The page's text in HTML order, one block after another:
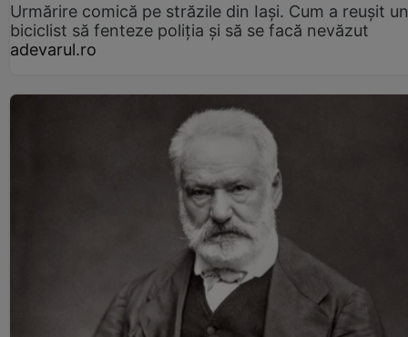
Urmărire comică pe străzile din Iași. Cum a reușit un
biciclist să fenteze poliția și să se facă nevăzut
adevarul.ro